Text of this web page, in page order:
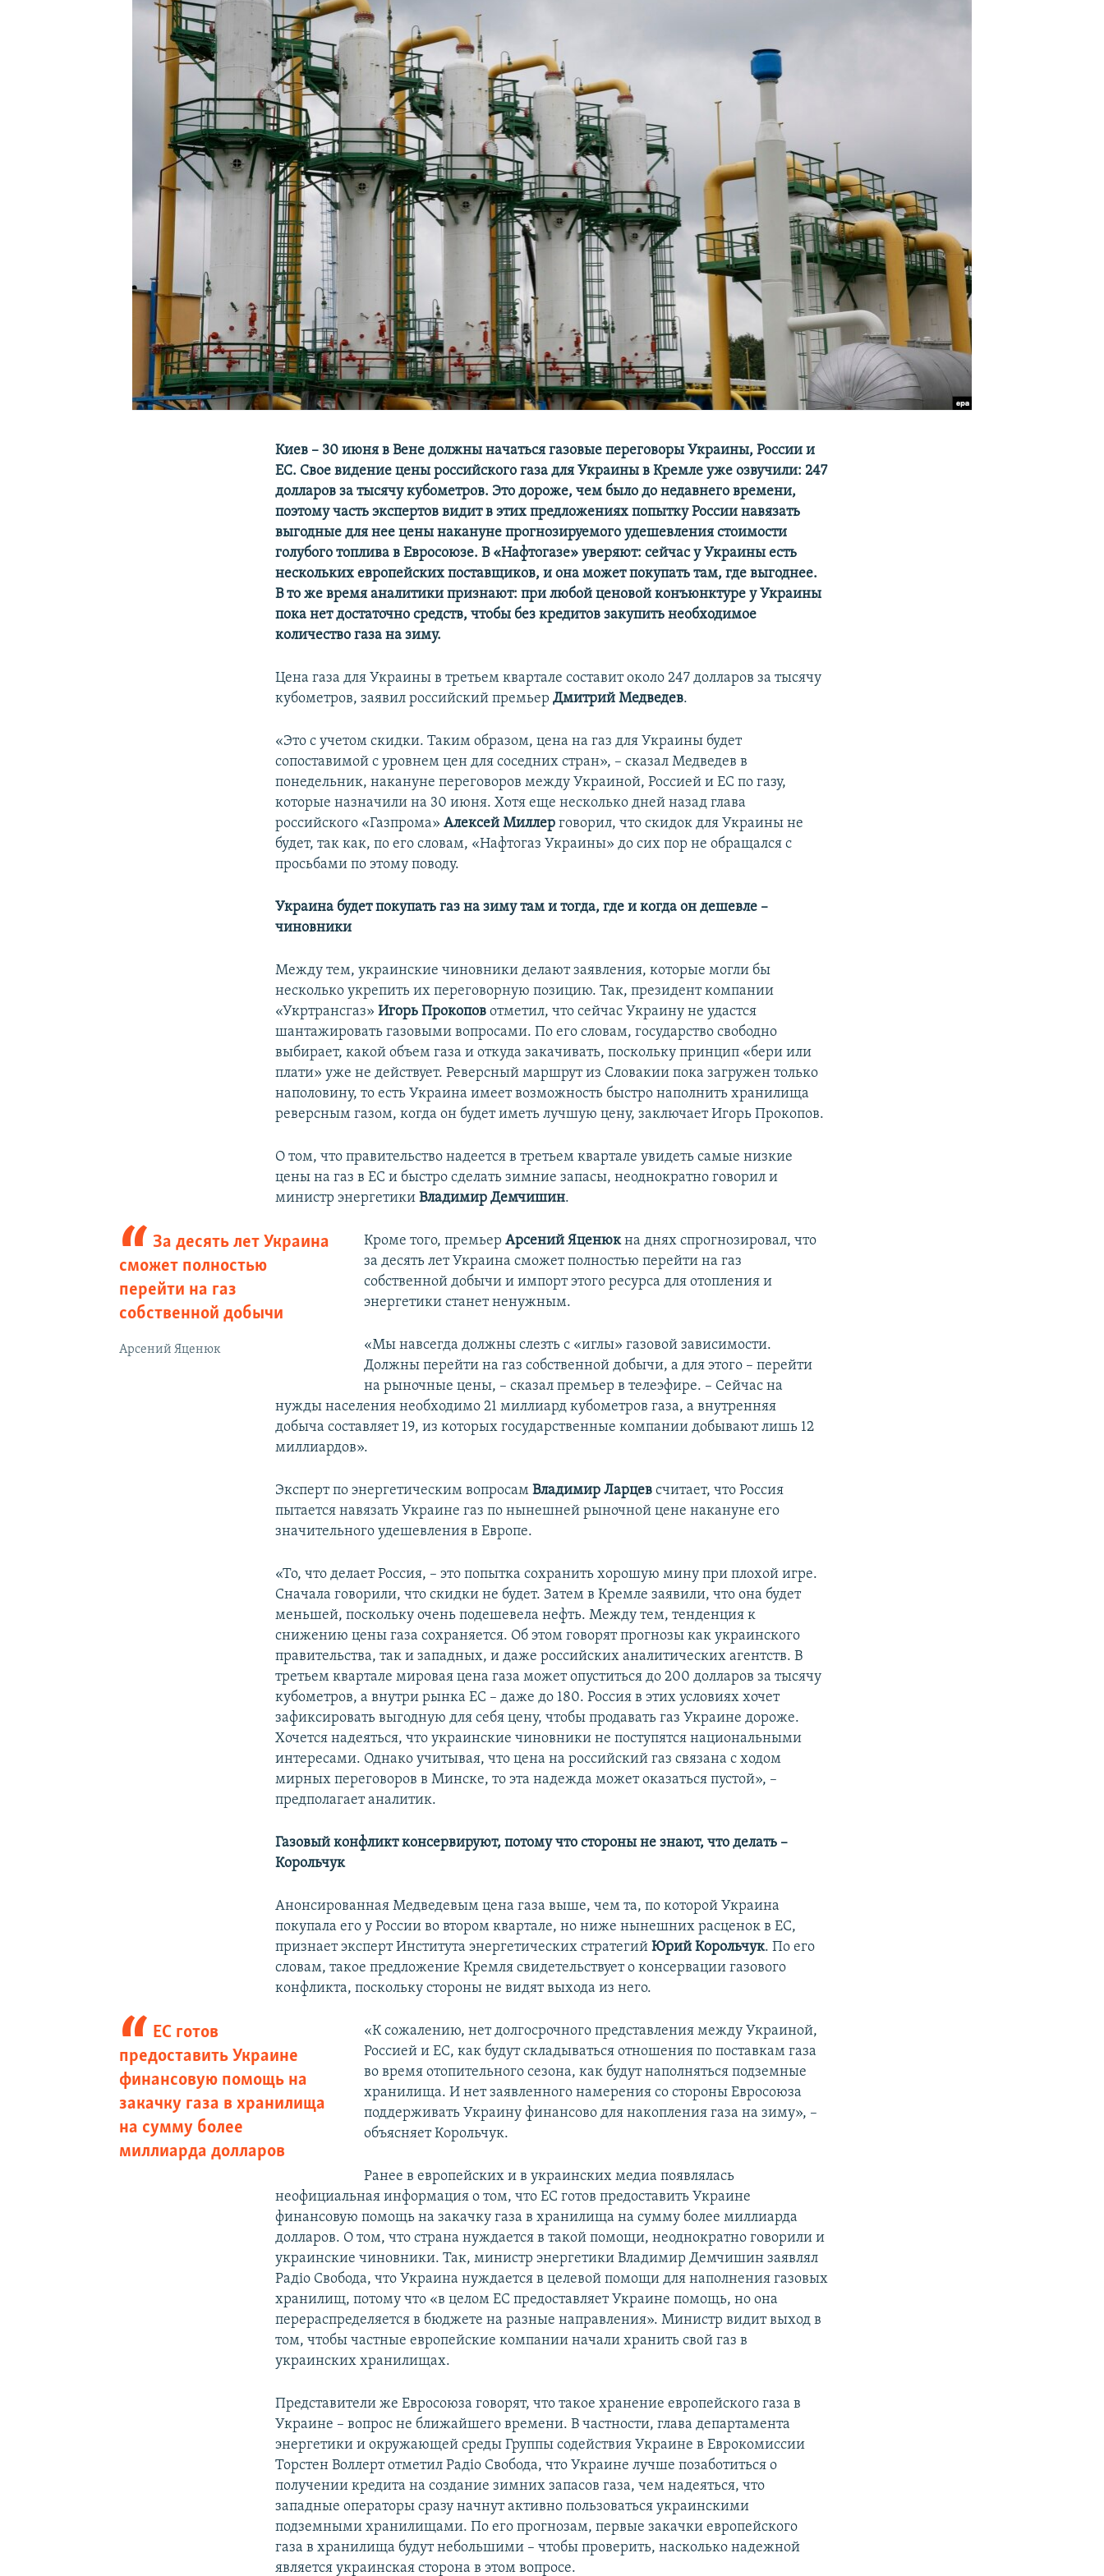
Киев – 30 июня в Вене должны начаться газовые переговоры Украины, России и
ЕС. Свое видение цены российского газа для Украины в Кремле уже озвучили: 247
долларов за тысячу кубометров. Это дороже, чем было до недавнего времени,
поэтому часть экспертов видит в этих предложениях попытку России навязать
выгодные для нее цены накануне прогнозируемого удешевления стоимости
голубого топлива в Евросоюзе. В «Нафтогазе» уверяют: сейчас у Украины есть
нескольких европейских поставщиков, и она может покупать там, где выгоднее.
В то же время аналитики признают: при любой ценовой конъюнктуре у Украины
пока нет достаточно средств, чтобы без кредитов закупить необходимое
количество газа на зиму.
Цена газа для Украины в третьем квартале составит около 247 долларов за тысячу
кубометров, заявил российский премьерДмитрий Медведев.
«Это с учетом скидки. Таким образом, цена на газ для Украины будет
сопоставимой с уровнем цен для соседних стран», – сказал Медведев в
понедельник, накануне переговоров между Украиной, Россией и ЕС по газу,
которые назначили на 30 июня. Хотя еще несколько дней назад глава
российского «Газпрома»Алексей Миллер говорил, что скидок для Украины не
будет, так как, по его словам, «Нафтогаз Украины» до сих пор не обращался с
просьбами по этому поводу.
Украина будет покупать газ на зиму там и тогда, где и когда он дешевле –
чиновники
Между тем, украинские чиновники делают заявления, которые могли бы
несколько укрепить их переговорную позицию. Так, президент компании
«Укртрансгаз»Игорь Прокопов отметил, что сейчас Украину не удастся
шантажировать газовыми вопросами. По его словам, государство свободно
выбирает, какой объем газа и откуда закачивать, поскольку принцип «бери или
плати» уже не действует. Реверсный маршрут из Словакии пока загружен только
наполовину, то есть Украина имеет возможность быстро наполнить хранилища
реверсным газом, когда он будет иметь лучшую цену, заключает Игорь Прокопов.
О том, что правительство надеется в третьем квартале увидеть самые низкие
цены на газ в ЕС и быстро сделать зимние запасы, неоднократно говорил и
министр энергетикиВладимир Демчишин.
За десять лет Украина
сможет полностью
перейти на газ
собственной добычи
Арсений Яценюк
Кроме того, премьер Арсений Яценюкна днях спрогнозировал, что
за десять лет Украина сможет полностью перейти на газ
собственной добычи и импорт этого ресурса для отопления и
энергетики станет ненужным.
«Мы навсегда должны слезть с «иглы» газовой зависимости.
Должны перейти на газ собственной добычи, а для этого – перейти
на рыночные цены, – сказал премьер в телеэфире. – Сейчас на
нужды населения необходимо 21 миллиард кубометров газа, а внутренняя
добыча составляет 19, из которых государственные компании добывают лишь 12
миллиардов».
Эксперт по энергетическим вопросамВладимир Ларцев считает, что Россия
пытается навязать Украине газ по нынешней рыночной цене накануне его
значительного удешевления в Европе.
«То, что делает Россия, – это попытка сохранить хорошую мину при плохой игре.
Сначала говорили, что скидки не будет. Затем в Кремле заявили, что она будет
меньшей, поскольку очень подешевела нефть. Между тем, тенденция к
снижению цены газа сохраняется. Об этом говорят прогнозы как украинского
правительства, так и западных, и даже российских аналитических агентств. В
третьем квартале мировая цена газа может опуститься до 200 долларов за тысячу
кубометров, а внутри рынка ЕС – даже до 180. Россия в этих условиях хочет
зафиксировать выгодную для себя цену, чтобы продавать газ Украине дороже.
Хочется надеяться, что украинские чиновники не поступятся национальными
интересами. Однако учитывая, что цена на российский газ связана с ходом
мирных переговоров в Минске, то эта надежда может оказаться пустой», –
предполагает аналитик.
Газовый конфликт консервируют, потому что стороны не знают, что делать –
Корольчук
Анонсированная Медведевым цена газа выше, чем та, по которой Украина
покупала его у России во втором квартале, но ниже нынешних расценок в ЕС,
признает эксперт Института энергетических стратегийЮрий Корольчук. По его
словам, такое предложение Кремля свидетельствует о консервации газового
конфликта, поскольку стороны не видят выхода из него.
ЕС готов
предоставить Украине
финансовую помощь на
закачку газа в хранилища
на сумму более
миллиарда долларов
«К сожалению, нет долгосрочного представления между Украиной,
Россией и ЕС, как будут складываться отношения по поставкам газа
во время отопительного сезона, как будут наполняться подземные
хранилища. И нет заявленного намерения со стороны Евросоюза
поддерживать Украину финансово для накопления газа на зиму», –
объясняет Корольчук.
Ранее в европейских и в украинских медиа появлялась
неофициальная информация о том, что ЕС готов предоставить Украине
финансовую помощь на закачку газа в хранилища на сумму более миллиарда
долларов. О том, что страна нуждается в такой помощи, неоднократно говорили и
украинские чиновники. Так, министр энергетики Владимир Демчишин заявлял
Радіо Свобода, что Украина нуждается в целевой помощи для наполнения газовых
хранилищ, потому что «в целом ЕС предоставляет Украине помощь, но она
перераспределяется в бюджете на разные направления». Министр видит выход в
том, чтобы частные европейские компании начали хранить свой газ в
украинских хранилищах.
Представители же Евросоюза говорят, что такое хранение европейского газа в
Украине – вопрос не ближайшего времени. В частности, глава департамента
энергетики и окружающей среды Группы содействия Украине в Еврокомиссии
Торстен Воллерт отметил Радіо Свобода, что Украине лучше позаботиться о
получении кредита на создание зимних запасов газа, чем надеяться, что
западные операторы сразу начнут активно пользоваться украинскими
подземными хранилищами. По его прогнозам, первые закачки европейского
газа в хранилища будут небольшими – чтобы проверить, насколько надежной
является украинская сторона в этом вопросе.